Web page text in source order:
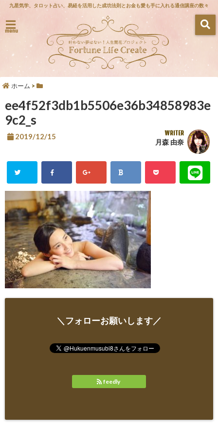
九星気学、タロット占い、易経を活用した成功法則とお金も愛も手に入れる通信講座の数々
menu
ホーム >
ee4f52f3db1b5506e36b34858983e
9c2_s
2019/12/15 WRITER
月森 由奈
＼フォローお願いします／
feedly